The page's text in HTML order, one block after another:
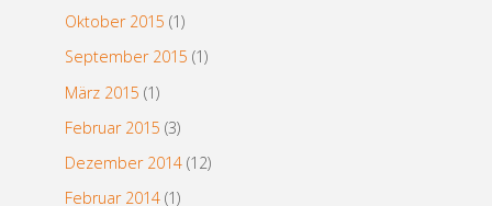
Oktober 2015 (1)
September 2015 (1)
März 2015 (1)
Februar 2015 (3)
Dezember 2014(12)
Februar 2014(1)